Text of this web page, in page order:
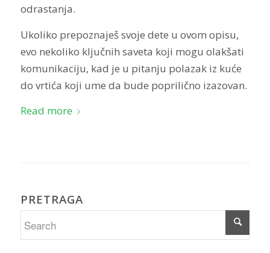
odrastanja.
Ukoliko prepoznaješ svoje dete u ovom opisu,
evo nekoliko ključnih saveta koji mogu olakšati
komunikaciju, kad je u pitanju polazak iz kuće
do vrtića koji ume da bude poprilično izazovan.
Read more
PRETRAGA